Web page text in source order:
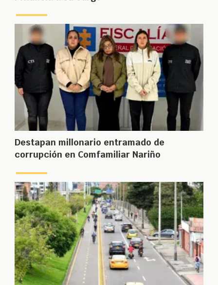
Destapan millonario entramado de
corrupción en Comfamiliar Nariño